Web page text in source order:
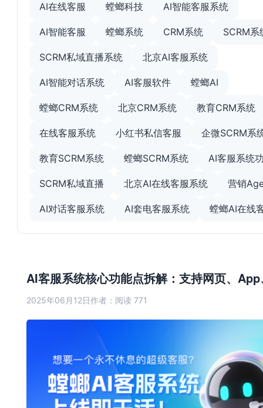
AI客服系统核心功能点拆解：支持网页、
2025年06月12日作者： 阅读 771
AI在线客服 螳螂科技 AI智能客服系统
AI智能客服 螳螂系统 CRM系统 SCRM系
SCRM私域直播系统 北京AI客服系统
AI智能对话系统 AI客服软件 螳螂AI
螳螂CRM系统 北京CRM系统 教育CRM系统
在线客服系统 小红书私信客服 企微SCRM系
教育SCRM系统 螳螂SCRM系统 AI客服系统
SCRM私域直播 北京AI在线客服系统 营销
AI对话客服系统 AI套电客服系统 螳螂AI在线